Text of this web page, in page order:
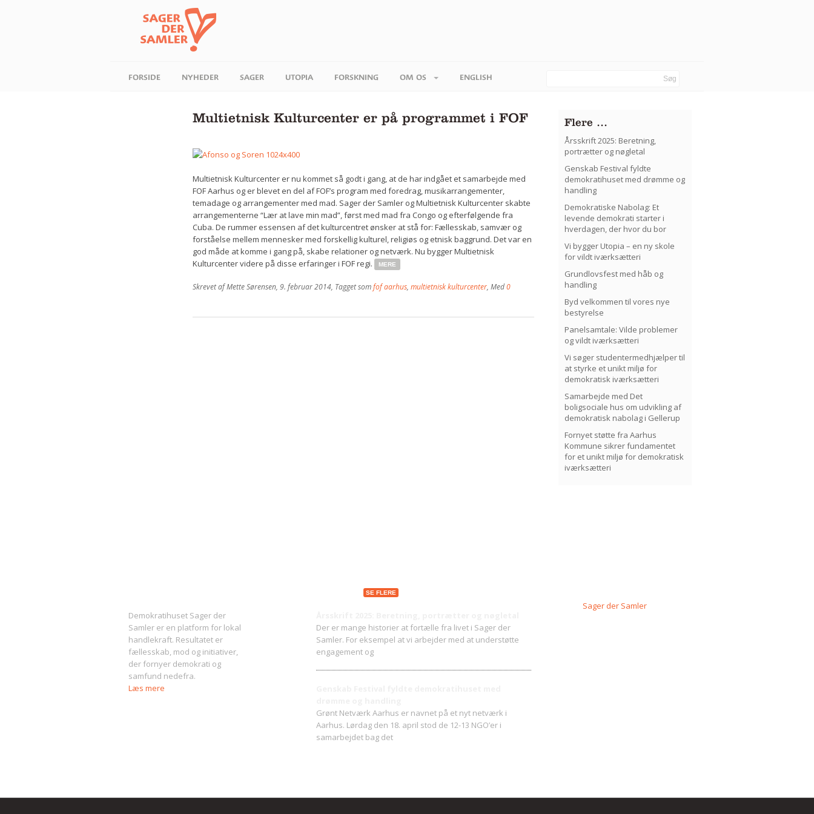
FORSIDE NYHEDER SAGER UTOPIA FORSKNING OM OS ENGLISH
Multietnisk Kulturcenter er på programmet i FOF
Multietnisk Kulturcenter er nu kommet så godt i gang, at de har indgået et samarbejde med
FOF Aarhus og er blevet en del af FOF’s program med foredrag, musikarrangementer,
temadage og arrangementer med mad. Sager der Samler og Multietnisk Kulturcenter skabte
arrangementerne “Lær at lave min mad”, først med mad fra Congo og efterfølgende fra
Cuba. De rummer essensen af det kulturcentret ønsker at stå for: Fællesskab, samvær og
forståelse mellem mennesker med forskellig kulturel, religiøs og etnisk baggrund. Det var en
god måde at komme i gang på, skabe relationer og netværk. Nu bygger Multietnisk
Kulturcenter videre på disse erfaringer i FOF regi.
MERE
Skrevet afMette Sørensen,9. februar 2014, Tagget somfof aarhus,multietnisk kulturcenter, Med0
Flere …
Årsskrift 2025: Beretning,
portrætter og nøgletal
Genskab Festival fyldte
demokratihuset med drømme og
handling
Demokratiske Nabolag: Et
levende demokrati starter i
hverdagen, der hvor du bor
Vi bygger Utopia – en ny skole
for vildt iværksætteri
Grundlovsfest med håb og
handling
Byd velkommen til vores nye
bestyrelse
Panelsamtale: Vilde problemer
og vildt iværksætteri
Vi søger studentermedhjælper til
at styrke et unikt miljø for
demokratisk iværksætteri
Samarbejde med Det
boligsociale hus om udvikling af
demokratisk nabolag i Gellerup
Fornyet støtte fra Aarhus
Kommune sikrer fundamentet
for et unikt miljø for demokratisk
iværksætteri
Demokratihuset Sager der
Samler er en platform for lokal
handlekraft. Resultatet er
fællesskab, mod og initiativer,
der fornyer demokrati og
samfund nedefra.
Læs mere
SE FLERE
Der er mange historier at fortælle fra livet i Sager der
Samler. For eksempel at vi arbejder med at understøtte
engagement og
Grønt Netværk Aarhus er navnet på et nyt netværk i
Aarhus. Lørdag den 18. april stod de 12-13 NGO’er i
samarbejdet bag det
Sager der Samler